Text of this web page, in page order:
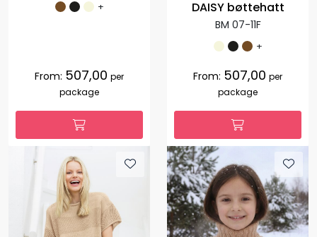
+
From: 507,00 per
package
DAISY bøttehatt
BM 07-11F
+
From: 507,00 per
package